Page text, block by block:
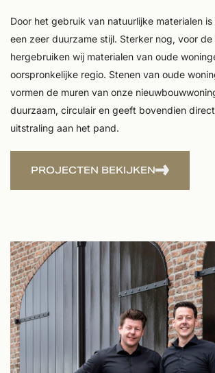
Door het gebruik van natuurlijke materialen
een zeer duurzame stijl. Sterker nog, voor de
hergebruiken wij materialen van oude
oorspronkelijke regio. Stenen van oude
vormen de muren van onze
duurzaam, circulair en geeft bovendien
uitstraling aan het pand.
PROJECTEN BEKIJKEN